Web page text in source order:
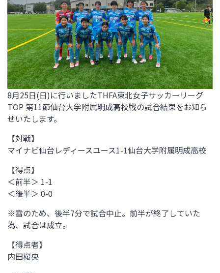
8月25日(日)に行いましたTHFA東北女子サッカーリーグ
TOP 第11節仙台大学附属明成高校戦の試合結果をお知ら
せいたします。
【対戦】
マイナビ仙台レディースユース1-1仙台大学附属明成高校
【得点】
＜前半＞ 1-1
＜後半＞ 0-0
※雷のため、後半7分で試合中止。前半が終了していた
為、試合は成立。
【得点者】
内田桜央